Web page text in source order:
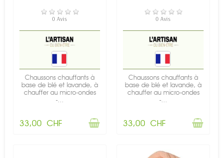
RUPTURE DE STOCK
0 Avis
Chaussons chauffants à
base de blé et lavande, à
chauffer au micro-ondes
-...
33,00 CHF
RUPTURE DE STOCK
0 Avis
Chaussons chauffants à
base de blé et lavande, à
chauffer au micro-ondes
-...
33,00 CHF